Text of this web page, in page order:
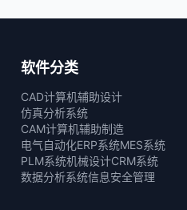
软件分类
CAD计算机辅助设计
仿真分析系统
CAM计算机辅助制造
电气自动化ERP系统MES系统
PLM系统机械设计CRM系统
数据分析系统信息安全管理